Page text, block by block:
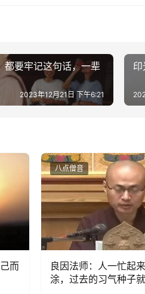
都要牢记这句话，一辈
2023年12月21日 下午6:21
而
八点僧音
良因法师：人一忙起
涂，过去的习气种子